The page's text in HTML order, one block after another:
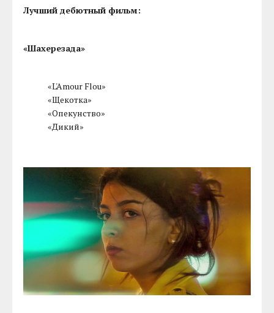
Лучший дебютный фильм:
«Шахерезада»
«L'Amour Flou»
«Щекотка»
«Опекунство»
«Дикий»